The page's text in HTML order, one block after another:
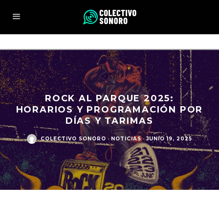
ROCK AL PARQUE 2025:
HORARIOS Y PROGRAMACIÓN POR
DÍAS Y TARIMAS
COLECTIVO SONORO · NOTICIAS · JUNIO 19, 2025